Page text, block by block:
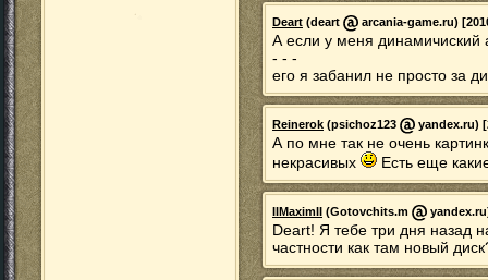
Deart (deart arcania-game.ru)
А если у меня динамичиский
- - -
его я забанил не просто за
Reinerok (psichoz123 yandex.ru)
А по мне так не очень
некрасивых
Есть еще
IIMaximII (Gotovchits.m
Deart! Я тебе три дня назад
частности как там новый